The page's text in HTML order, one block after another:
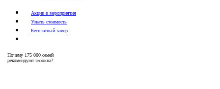
Акции и мероприятия
Узнать стоимость
Бесплатный замер
Почему 175 000 семей
рекомендуют экоокна?